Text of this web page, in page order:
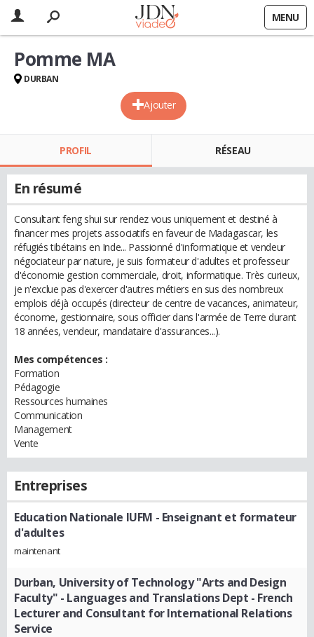
MENU
Ajouter
Pomme MA
DURBAN
PROFIL RÉSEAU
En résumé
Consultant feng shui sur rendez vous uniquement et destiné à
financer mes projets associatifs en faveur de Madagascar, les
réfugiés tibétains en Inde... Passionné d'informatique et vendeur
négociateur par nature, je suis formateur d'adultes et professeur
d'économie gestion commerciale, droit, informatique. Très curieux,
je n'exclue pas d'exercer d'autres métiers en sus des nombreux
emplois déjà occupés (directeur de centre de vacances, animateur,
économe, gestionnaire, sous officier dans l'armée de Terre durant
18 années, vendeur, mandataire d'assurances...).
Mes compétences :
Formation
Pédagogie
Ressources humaines
Communication
Management
Vente
Entreprises
Education Nationale IUFM - Enseignant et formateur
d'adultes
maintenant
Durban, University of Technology "Arts and Design
Faculty" - Languages and Translations Dept - French
Lecturer and Consultant for International Relations
Service